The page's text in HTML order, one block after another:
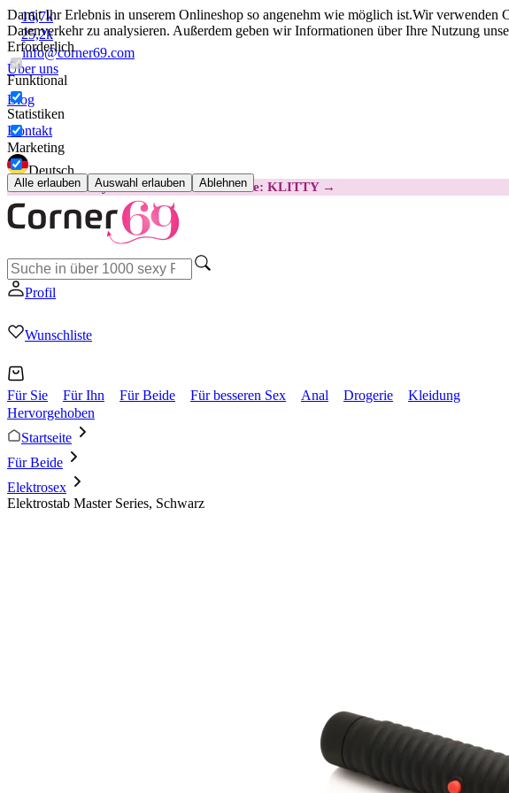
Damit Ihr Erlebnis in unserem Onlineshop so angenehm wie möglich ist.Wir verwenden
Datenverkehr zu analysieren. Außerdem geben wir Informationen über Ihre Nutzung
Erforderlich
Funktional
Statistiken
Marketing
Alle erlauben Auswahl erlauben Ablehnen
16,7k
25,2k
info@corner69.com
Über uns
Blog
Kontakt
Deutsch
😽Svakom Klitty: 15 € GÜNSTIGERCode: KLITTY →
Profil
Wunschliste
Für Sie Für Ihn Für Beide Für besseren Sex Anal Drogerie
Kleidung
Hervorgehoben
Startseite
Für Beide
Elektrosex
Elektrostab Master Series, Schwarz